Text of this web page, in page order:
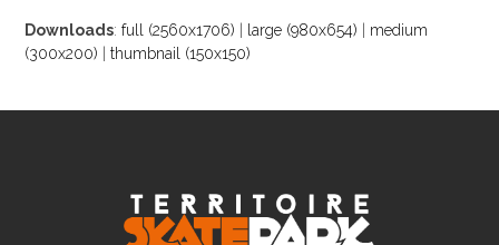
Downloads:full (2560x1706) large (980x654)
medium
(300x200) |thumbnail (150x150)